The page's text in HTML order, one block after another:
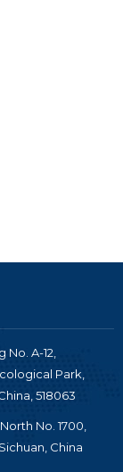
A-12,
Park,
518063
No. 1700,
China